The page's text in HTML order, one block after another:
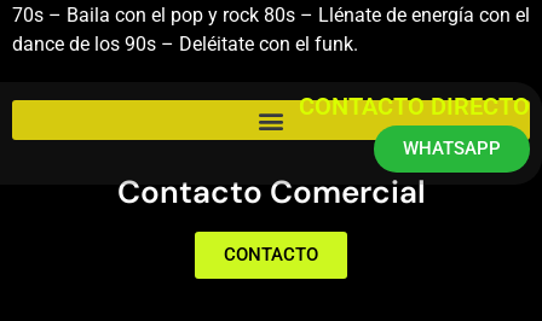
70s – Baila con el pop y rock 80s – Llénate de energía con el
dance de los 90s – Deléitate con el funk.
Contacto Comercial
CONTACTO
CONTACTO DIRECTO
WHATSAPP